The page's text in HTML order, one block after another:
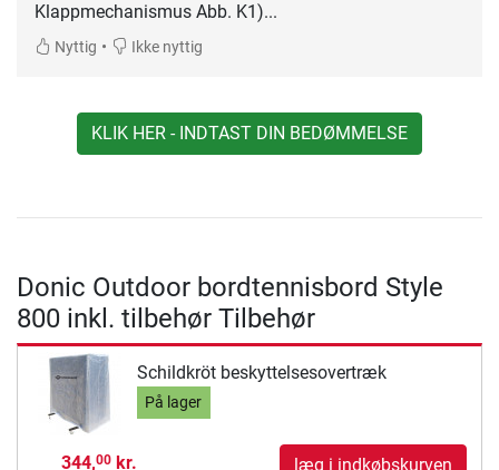
Klappmechanismus Abb. K1)...
Nyttig • Ikke nyttig
KLIK HER - INDTAST DIN BEDØMMELSE
Donic Outdoor bordtennisbord Style
800 inkl. tilbehør Tilbehør
Schildkröt beskyttelsesovertræk
På lager
344,00kr. læg i indkøbskurven